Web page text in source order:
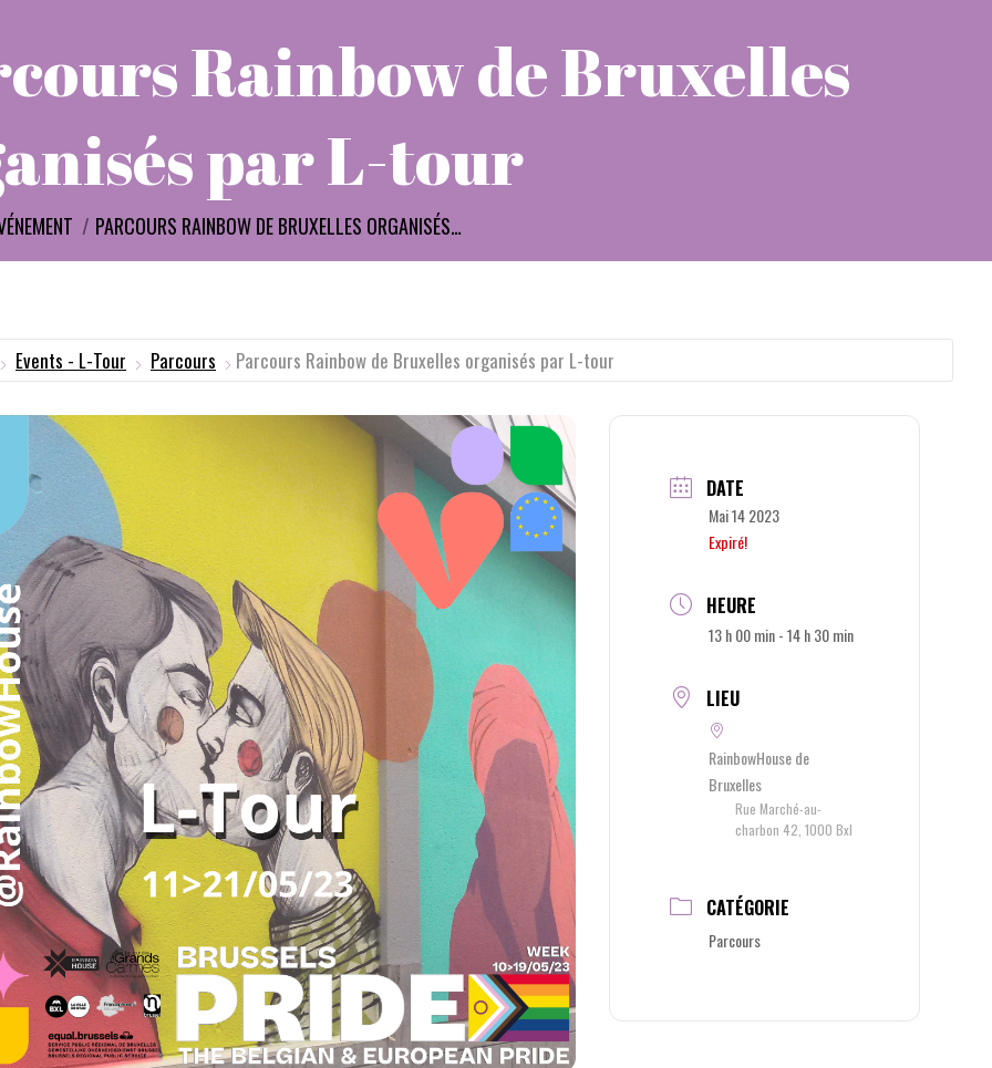
Rainbow de Bruxelles
par L-tour
: PARCOURS RAINBOW DE BRUXELLES ORGANISÉS…
Events - L-Tour Parcours Parcours Rainbow de Bruxelles organisés par L-tour
DATE
Mai 14 2023
Expiré!
HEURE
13 h 00 min - 14 h 30 min
LIEU
RainbowHouse de
Bruxelles
Rue Marché-au-
charbon 42, 1000 Bxl
CATÉGORIE
Parcours